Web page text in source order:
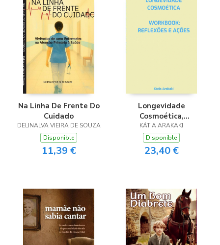
Na Linha De Frente Do
Cuidado
DELINALVA VIEIRA DE SOUZA
Disponible
11,39 €
Longevidade
Cosmoética,
Workbook: Reflexões E
Ações
KÁTIA ARAKAKI
Disponible
23,40 €